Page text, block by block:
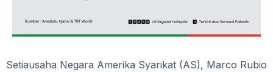
Setiausaha Negara Amerika Syarikat (AS), Marco Rubio